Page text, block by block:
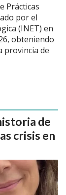
Prácticas
por el
(INET) en
obteniendo
provincia de
de
crisis en